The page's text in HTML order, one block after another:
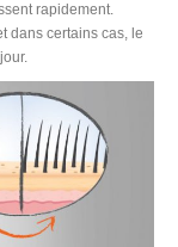
rapidement.
dans certains cas, le